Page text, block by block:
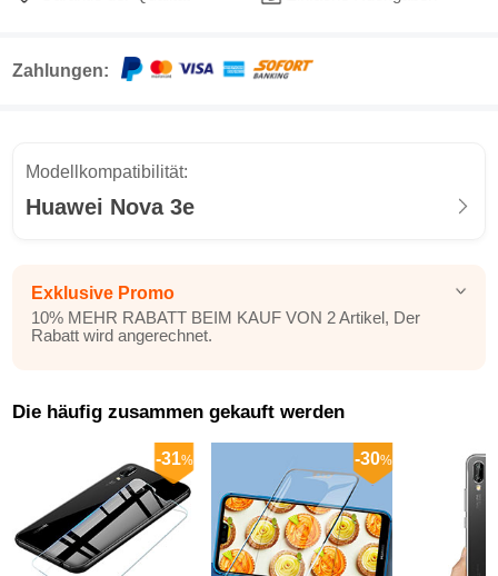
Zahlungen:
Modellkompatibilität:
Huawei Nova 3e
Exklusive Promo
10% MEHR RABATT BEIM KAUF VON 2 Artikel, Der
Rabatt wird angerechnet.
Die häufig zusammen gekauft werden
-31% -30%